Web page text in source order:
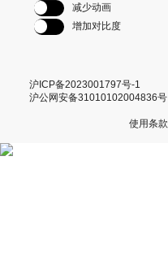
减少动画
增加对比度
沪ICP备2023001797号-1
沪公网安备31010102004836号
使用条款